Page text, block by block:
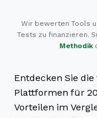
Wir bewerten Tools
Tests zu finanzieren.
Methodik
Entdecken Sie
Plattformen für
Vorteilen im